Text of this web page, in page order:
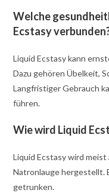
Welche
Ecstasy
Liquid Ecstasy kann
Dazu gehören Übelkeit,
Langfristiger Gebrauch
führen.
Wie wird Liquid
Liquid Ecstasy wird
Natronlauge hergestellt.
getrunken.